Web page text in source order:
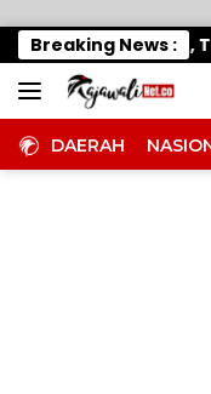
Breaking News :
Gerak Cepat,
DAERAH